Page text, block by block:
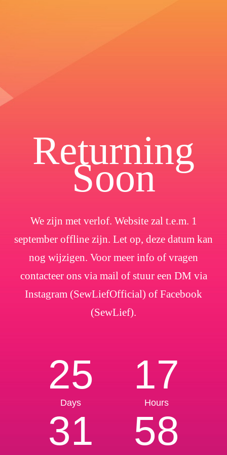
Returning
Soon
We zijn met verlof. Website zal t.e.m. 1
september offline zijn. Let op, deze datum kan
nog wijzigen. Voor meer info of vragen
contacteer ons via mail of stuur een DM via
Instagram (SewLiefOfficial) of Facebook
(SewLief).
25
Days
17
Hours
31 57